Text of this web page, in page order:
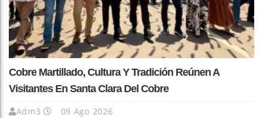
Cobre Martillado, Cultura Y Tradición Reúnen A
Visitantes En Santa Clara Del Cobre
Adm3 09 Ago 2026